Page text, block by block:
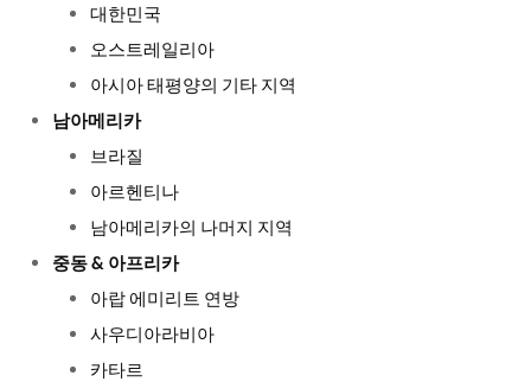
대한민국
오스트레일리아
아시아 태평양의 기타 지역
남아메리카
브라질
아르헨티나
남아메리카의 나머지 지역
중동 & 아프리카
아랍 에미리트 연방
사우디아라비아
카타르